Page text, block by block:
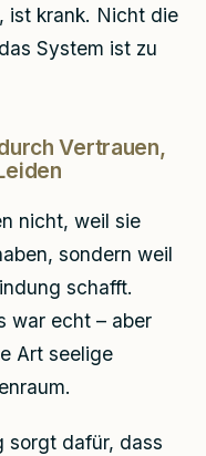
ist krank. Nicht die
System ist zu
Vertrauen,
nicht, weil sie
sondern weil
schafft.
war echt – aber
Art seelige
sorgt dafür, dass